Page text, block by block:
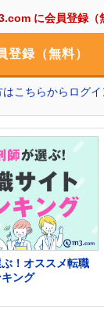
に会員登録（
登録（無料）
こちらからログイ
！オススメ転職
ング